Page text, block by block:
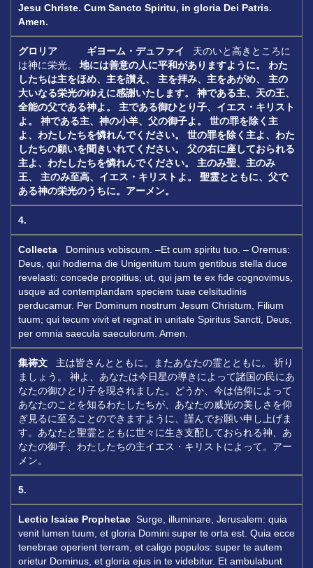
Jesu Christe. Cum Sancto Spiritu, in gloria Dei Patris.
Amen.
グロリア ギヨーム・デュファイ
天のいと高きところに
は神に栄光。 地には善意の人に平和がありますように。
わた
したちは主をほめ、主を讃え、
主を拝み、主をあがめ、
主の
大いなる栄光のゆえに感謝いたします。
神である主、天の王、
全能の父である神よ。
主である御ひとり子、イエス・キリスト
よ。
神である主、神の小羊、父の御子よ。
世の罪を除く主
よ、わたしたちを憐れんでください。
世の罪を除く主よ、わた
したちの願いを聞きいれてください。
父の右に座しておられる
主よ、わたしたちを憐れんでください。
主のみ聖、主のみ
王、
主のみ至高、イエス・キリストよ。
聖霊とともに、父で
ある神の栄光のうちに。アーメン。
4.
Collecta Dominus vobiscum. –Et cum spiritu tuo. – Oremus:
Deus, qui hodierna die Unigenitum tuum gentibus stella duce
revelasti: concede propitius; ut, qui jam te ex fide cognovimus,
usque ad contemplandam speciem tuae celsitudinis
perducamur. Per Dominum nostrum Jesum Christum, Filium
tuum; qui tecum vivit et regnat in unitate Spiritus Sancti, Deus,
per omnia saecula saeculorum. Amen.
集祷文 主は皆さんとともに。またあなたの霊とともに。 祈り
ましょう。 神よ、あなたは今日星の導きによって諸国の民にあ
なたの御ひとり子を現されました。どうか、今は信仰によって
あなたのことを知るわたしたちが、あなたの威光の美しさを仰
ぎ見るに至ることのできますように、謹んでお願い申し上げま
す。あなたと聖霊とともに世々に生き支配しておられる神、あ
なたの御子、わたしたちの主イエス・キリストによって。アー
メン。
5.
Lectio Isaiae Prophetae Surge, illuminare, Jerusalem: quia
venit lumen tuum, et gloria Domini super te orta est. Quia ecce
tenebrae operient terram, et caligo populos: super te autem
orietur Dominus, et gloria ejus in te videbitur. Et ambulabunt